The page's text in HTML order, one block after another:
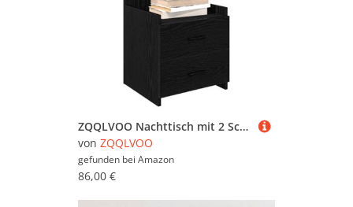
ZQQLVOO Nachttisch mit 2 Schubladen und Ablagefach aus Holzwerkstoff, Stauraum für Bücher und persönliche Gegenstände, stabilem Design und feuchtigkeitsbeständiger
von ZQQLVOO
gefunden bei Amazon
86,00 €